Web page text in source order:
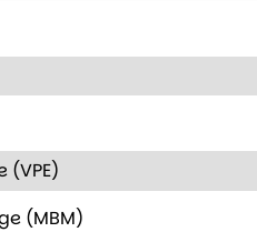
(VPE)
(MBM)